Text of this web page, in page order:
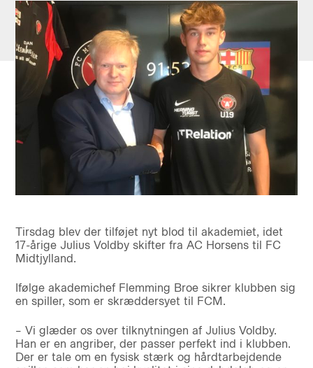
Tirsdag blev der tilføjet nyt blod til akademiet, idet
17-årige Julius Voldby skifter fra AC Horsens til FC
Midtjylland.
Ifølge akademichef Flemming Broe sikrer klubben sig
en spiller, som er skræddersyet til FCM.
– Vi glæder os over tilknytningen af Julius Voldby.
Han er en angriber, der passer perfekt ind i klubben.
Der er tale om en fysisk stærk og hårdtarbejdende